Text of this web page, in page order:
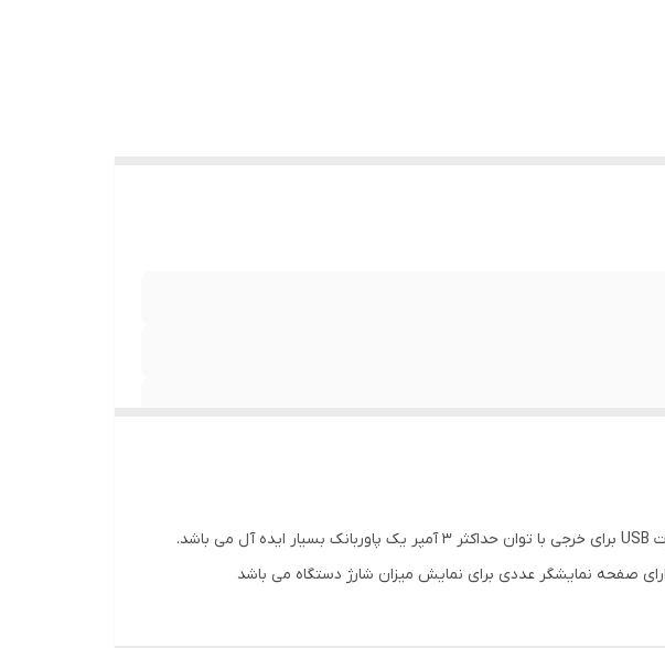
پاوربانک برند NEXA مدل P204 با ظرفیت 20 هزار میلی آمپر ساعت می باشد. این پاور بانک با دارا بودن 2 پورت USB برای خرجی با توان حداکثر 3 آمپر یک پاوربانک بسیار ایده آل می باشد.
صفحه نمایشگر عددی برای نمایش میزان شارژ دستگاه می باشد